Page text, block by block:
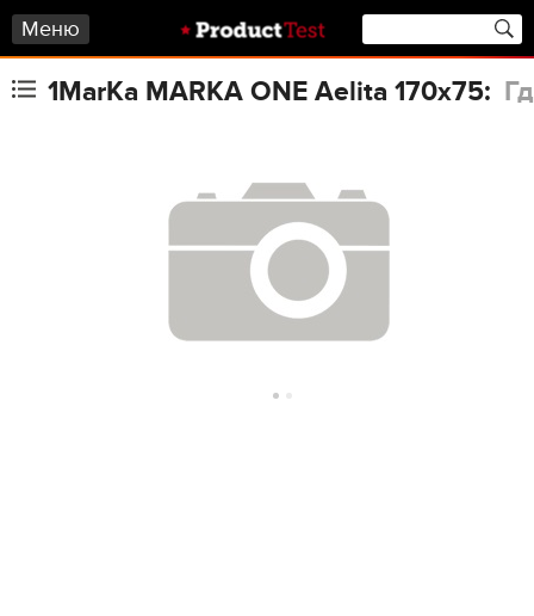
Меню
1MarKa MARKA ONE Aelita 170x75: